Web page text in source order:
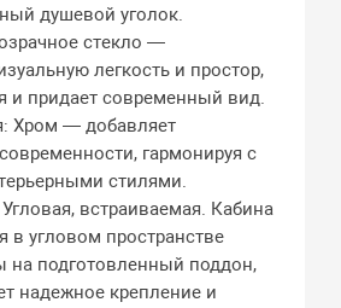
душевой уголок.
стекло —
легкость и простор,
и придает современный вид.
Хром — добавляет
гармонируя с
стилями.
встраиваемая. Кабина
в угловом пространстве
на подготовленный поддон,
надежное крепление и